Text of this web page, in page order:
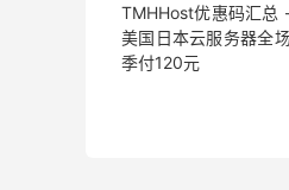
TMHHost优惠码汇总
美国日本云服务器全
季付120元